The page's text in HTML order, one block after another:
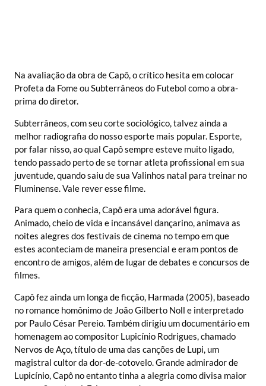
Na avaliação da obra de Capô, o crítico hesita em colocar
Profeta da Fome ou Subterrâneos do Futebol como a obra-
prima do diretor.
Subterrâneos, com seu corte sociológico, talvez ainda a
melhor radiografia do nosso esporte mais popular. Esporte,
por falar nisso, ao qual Capô sempre esteve muito ligado,
tendo passado perto de se tornar atleta profissional em sua
juventude, quando saiu de sua Valinhos natal para treinar no
Fluminense. Vale rever esse filme.
Para quem o conhecia, Capô era uma adorável figura.
Animado, cheio de vida e incansável dançarino, animava as
noites alegres dos festivais de cinema no tempo em que
estes aconteciam de maneira presencial e eram pontos de
encontro de amigos, além de lugar de debates e concursos de
filmes.
Capô fez ainda um longa de ficção, Harmada (2005), baseado
no romance homônimo de João Gilberto Noll e interpretado
por Paulo César Pereio. Também dirigiu um documentário em
homenagem ao compositor Lupicínio Rodrigues, chamado
Nervos de Aço, título de uma das canções de Lupi, um
magistral cultor da dor-de-cotovelo. Grande admirador de
Lupicínio, Capô no entanto tinha a alegria como divisa maior